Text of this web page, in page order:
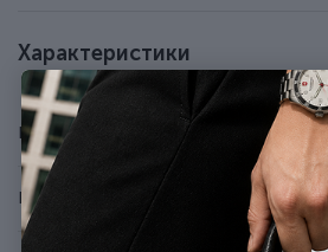
У наборі оригінальний ролерний
Стрижень у ручці змінний, тому
користуватися багато років.
Оригінальна подарункова коробка з
Характеристики
Бренд
Країна походження